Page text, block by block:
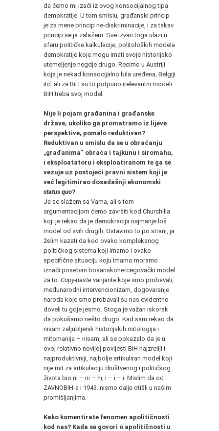
da ćemo mi izaći iz ovog konsocijalnog tipa
demokratije. U tom smislu, građanski princip
je za mene princip ne-diskriminacije, i za takav
princip se ja zalažem. Sve izvan toga ulazi u
sferu političke kalkulacije, politoloških modela
demokratije koje mogu imati svoje historijsko
utemeljenje negdje drugo. Recimo u Austriji
koja je nekad konsocijalno bila uređena, Belgiji
itd. ali za BiH su to potpuno irelevantni modeli.
BiH treba svoj model.
Nije li pojam građanina i građanske
države, ukoliko ga promatramo iz lijeve
perspektive, pomalo reduktivan?
Reduktivan u smislu da se u obraćanju
„građanima“ obraća i tajkunu i siromahu,
i eksploatatoru i eksploatiranom te ga se
vezuje uz postojeći pravni sistem koji je
već legitimirao dosadašnji ekonomski
status quo?
Ja se slažem sa Vama, ali s tom
argumentacijom ćemo završiti kod Churchilla
koji je rekao da je demokracija najmanje loš
model od svih drugih. Ostavimo to po strani, ja
želim kazati da kod ovako kompleksnog
političkog sistema koji imamo i ovako
specifične situaciju koju imamo moramo
iznaći poseban bosanskohercegovački model
za to. Copy-paste varijante koje smo probavali,
međunarodni intervencionizam, dogovaranje
naroda koje smo probavali su nas evidentno
doveli tu gdje jesmo. Stoga je važan iskorak
da pokušamo nešto drugo. Kad sam rekao da
nisam zaljubljenik historijskih mitologija i
mitomanija – nisam, ali se pokazalo da je u
ovoj relativno novijoj povijesti BiH najzreliji i
najproduktivniji, najbolje artikuliran model koji
nije mit za artikulaciju društvenog i političkog
života bio ni – ni – ni, i – i – i. Mislim da od
ZAVNOBIH-a i 1943. nismo dalje otišli u našim
promišljanjima.
Kako komentirate fenomen apolitičnosti
kod nas? Kada se govori o apolitičnosti u